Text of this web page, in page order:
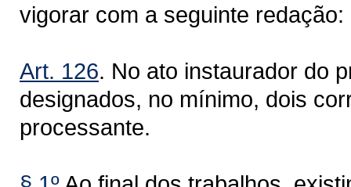
vigorar com a seguinte redação:
Art. 126. No ato instaurador do
designados, no mínimo, dois
processante.